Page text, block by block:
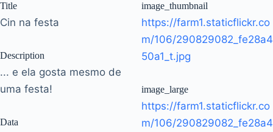
Title
Cin na festa
Description
... e ela gosta mesmo de
uma festa!
Data
image_thumbnail
https://farm1.staticflickr.co
m/106/290829082_fe28a4
50a1_t.jpg
image_large
https://farm1.staticflickr.co
m/106/290829082_fe28a4